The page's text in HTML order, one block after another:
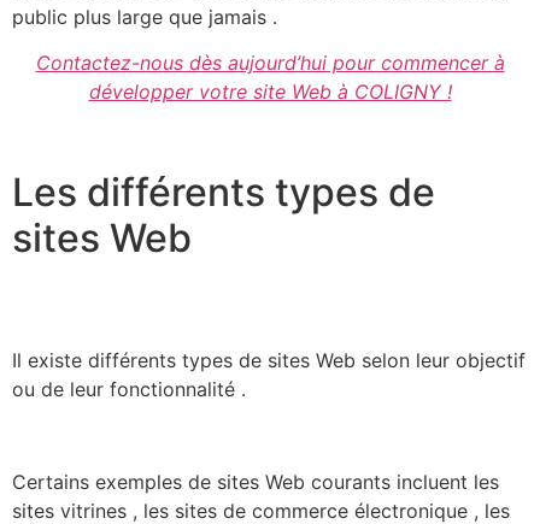
public plus large que jamais .
Contactez-nous dès aujourd’hui pour commencer à
développer votre site Web à COLIGNY !
Les différents types de
sites Web
Il existe différents types de sites Web selon leur objectif
ou de leur fonctionnalité .
Certains exemples de sites Web courants incluent les
sites vitrines , les sites de commerce électronique , les